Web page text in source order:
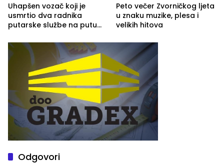
Uhapšen vozač koji je
usmrtio dva radnika
putarske službe na putu
(FOTO)
Peto večer Zvorničkog ljeta
u znaku muzike, plesa i
velikih hitova
Odgovori